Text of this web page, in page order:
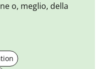
o, meglio, della